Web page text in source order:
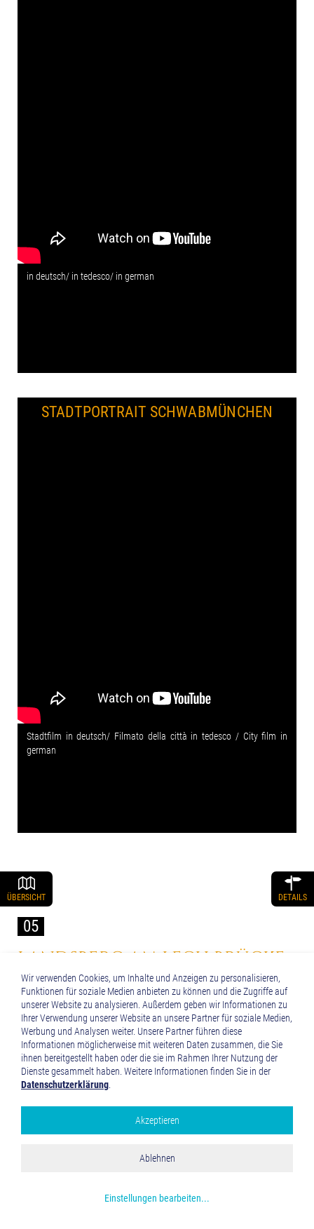
in deutsch/ in tedesco/ in german
STADTPORTRAIT SCHWABMÜNCHEN
Stadtfilm in deutsch/ Filmato della città in tedesco / City film in
german
ÜBERSICHT DETAILS
LANDSBERG AM LECH BRÜCKE
ZURVIA CLAUDIA AUGUSTA
05
LANDSBERG AM LECH VON OBEN
Google Analytics
Wir verwenden Cookies, um Inhalte und Anzeigen zu personalisieren,
Funktionen für soziale Medien anbieten zu können und die Zugriffe auf
unserer Website zu analysieren. Außerdem geben wir Informationen zu
Ihrer Verwendung unserer Website an unsere Partner für soziale Medien,
Werbung und Analysen weiter. Unsere Partner führen diese
Informationen möglicherweise mit weiteren Daten zusammen, die Sie
ihnen bereitgestellt haben oder die sie im Rahmen Ihrer Nutzung der
Dienste gesammelt haben. Weitere Informationen finden Sie in der
Datenschutzerklärung
Einstellungen bearbeiten...
Ablehnen
Akzeptieren